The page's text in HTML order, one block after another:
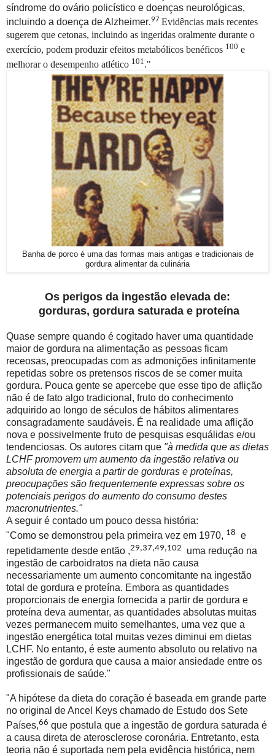
síndrome do ovário policístico e doenças neurológicas,
incluindo a doença de Alzheimer.97 Evidências mais recentes
sugerem que cetonas, incluindo as ingeridas oralmente durante o
exercício, podem produzir efeitos metabólicos benéficos 100 e
melhorar o desempenho atlético 101."
Banha de porco é uma das formas mais antigas e tradicionais de
gordura alimentar da culinária
Os perigos da ingestão elevada de:
gorduras, gordura saturada e proteína
Quase sempre quando é cogitado haver uma quantidade
maior de gordura na alimentação as pessoas ficam
receosas, preocupadas com as admonições infinitamente
repetidas sobre os pretensos riscos de se comer muita
gordura. Pouca gente se apercebe que esse tipo de aflição
não é de fato algo tradicional, fruto do conhecimento
adquirido ao longo de séculos de hábitos alimentares
consagradamente saudáveis. É na realidade uma aflição
nova e possivelmente fruto de pesquisas esquálidas e/ou
tendenciosas. Os autores citam que "à medida que as dietas
LCHF promovem um aumento da ingestão relativa ou
absoluta de energia a partir de gorduras e proteínas,
preocupações são frequentemente expressas sobre os
potenciais perigos do aumento do consumo destes
macronutrientes."
A seguir é contado um pouco dessa história:
"Como se demonstrou pela primeira vez em 1970, 18 e
repetidamente desde então ,29,37,49,102
uma redução na
ingestão de carboidratos na dieta não causa
necessariamente um aumento concomitante na ingestão
total de gordura e proteína. Embora as quantidades
proporcionais de energia fornecida a partir de gordura e
proteína deva aumentar, as quantidades absolutas muitas
vezes permanecem muito semelhantes, uma vez que a
ingestão energética total muitas vezes diminui em dietas
LCHF. No entanto, é este aumento absoluto ou relativo na
ingestão de gordura que causa a maior ansiedade entre os
profissionais de saúde."
"A hipótese da dieta do coração é baseada em grande parte
no original de Ancel Keys chamado de Estudo dos Sete
Países,66 que postula que a ingestão de gordura saturada é
a causa direta de aterosclerose coronária. Entretanto, esta
teoria não é suportada nem pela evidência histórica, nem